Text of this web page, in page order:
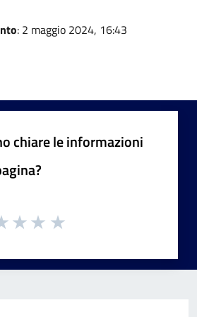
: 2 maggio 2024, 16:43
chiare le informazioni